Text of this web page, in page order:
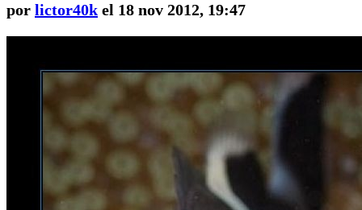
por lictor40k el 18 nov 2012, 19:47